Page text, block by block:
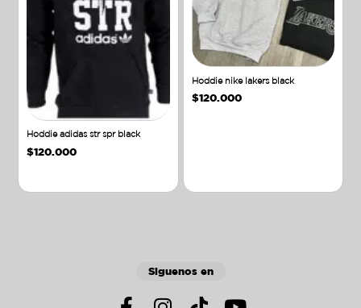
Hoddie adidas str spr black
$120.000
Hoddie nike lakers black
$120.000
Siguenos en